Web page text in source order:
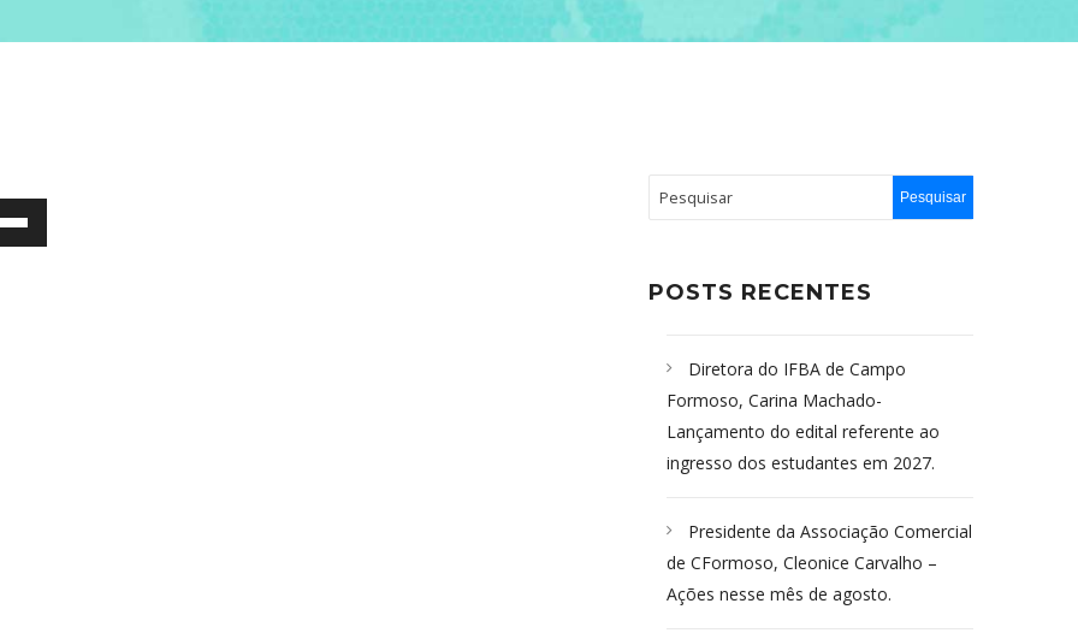
POSTS RECENTES
Diretora do IFBA de Campo
Formoso, Carina Machado-
Lançamento do edital referente ao
ingresso dos estudantes em 2027.
Presidente da Associação Comercial
de CFormoso, Cleonice Carvalho –
Ações nesse mês de agosto.